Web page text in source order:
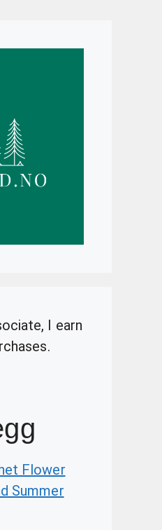
I earn
Flower
Summer